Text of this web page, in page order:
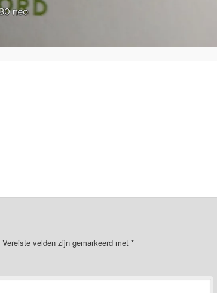
Vereiste velden zijn gemarkeerd met *